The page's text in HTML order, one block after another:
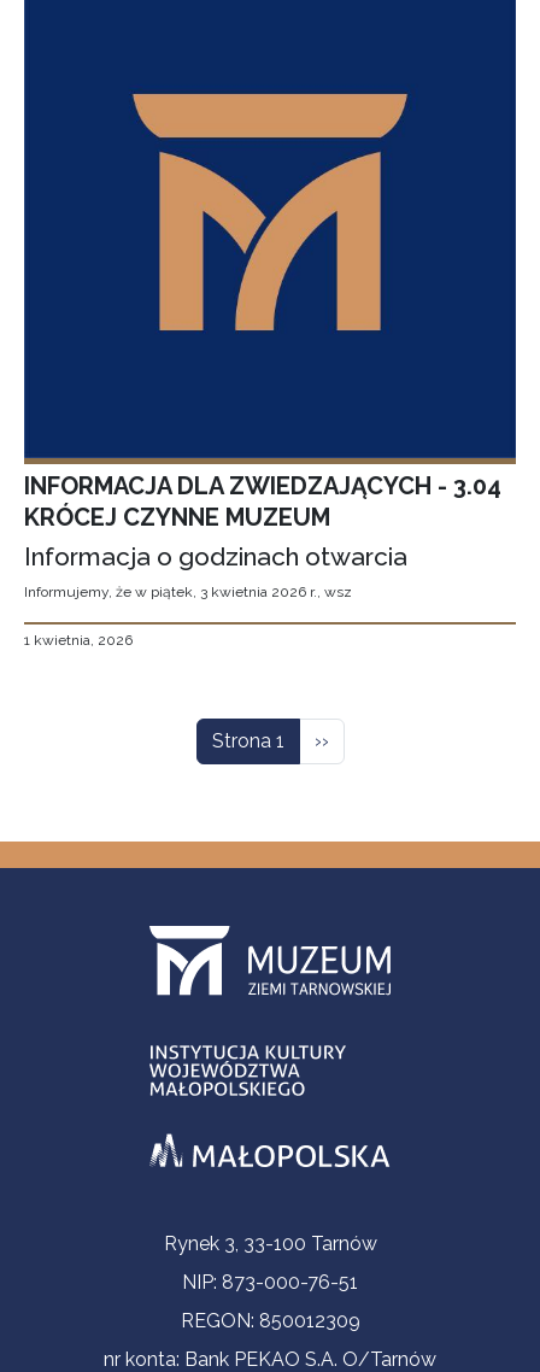
INFORMACJA DLA ZWIEDZAJĄCYCH - 3.04
KRÓCEJ CZYNNE MUZEUM
Informacja o godzinach otwarcia
Informujemy, że w piątek, 3 kwietnia 2026 r., wsz
1 kwietnia, 2026
Strona 1 Następna strona
››
Informacje kontaktoweRynek 3, 33-100 Tarnów
NIP: 873-000-76-51
REGON: 850012309
nr konta: Bank PEKAO S.A. O/Tarnów